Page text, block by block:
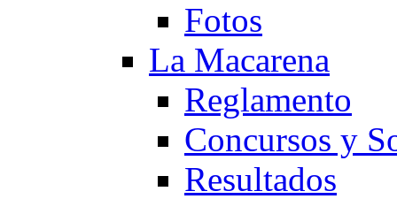
Fotos
La Macarena
Reglamento
Concursos y
Resultados